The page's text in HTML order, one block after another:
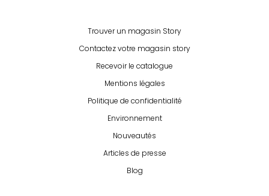
Trouver un magasin Story
Contactez votre magasin story
Recevoir le catalogue
Mentions légales
Politique de confidentialité
Environnement
Nouveautés
Articles de presse
Blog